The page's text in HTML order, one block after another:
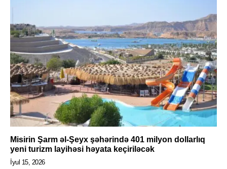
Misirin Şarm əl-Şeyx şəhərində 401 milyon dollarlıq
yeni turizm layihəsi həyata keçiriləcək
İyul 15, 2026